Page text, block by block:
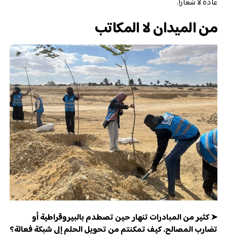
عادة لا شعاراً.
من الميدان لا المكاتب
➤ كثير من المبادرات تنهار حين تصطدم بالبيروقراطية أو
تضارب المصالح. كيف تمكنتم من تحويل الحلم إلى شبكة فعالة؟